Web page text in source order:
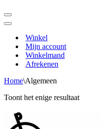
Navigatiemenu
Navigatiemenu
Winkel
Mijn account
Winkelmand
Afrekenen
Home\Algemeen
Toont het enige resultaat